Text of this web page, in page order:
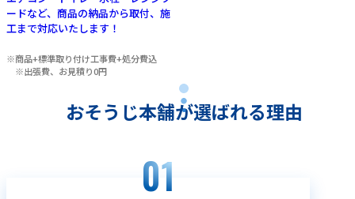
ードなど、商品の納品から取付、施
工まで対応いたします！
商品+標準取り付け工事費+処分費込
※出張費、お見積り0円
おそうじ本舗が選ばれる理由